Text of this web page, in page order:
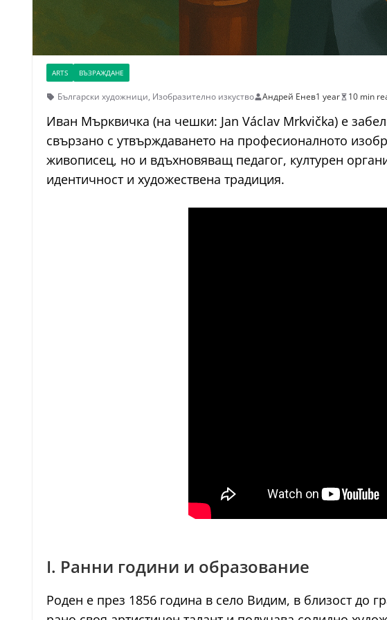
ARTS ВЪЗРАЖДАНЕ
Български художници, Изобразително изкуство Андрей Енев1 year 10 min
Иван Мърквичка (на чешки: Jan Václav Mrkvička) е
свързано с утвърждаването на професионалното
живописец, но и вдъхновяващ педагог, културен
идентичност и художествена традиция.
I. Ранни години и образование
Роден е през 1856 година в село Видим, в близост до